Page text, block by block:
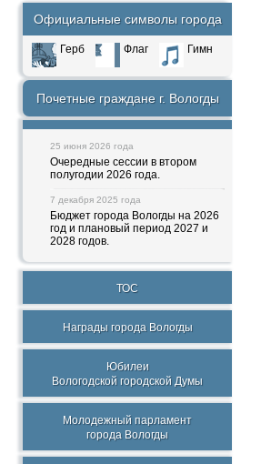
Официальные символы города
Герб Флаг Гимн
Почетные граждане г. Вологды
25 июня 2026 года
Очередные сессии в втором
полугодии 2026 года.
7 декабря 2025 года
Бюджет города Вологды на 2026
год и плановый период 2027 и
2028 годов.
ТОС
Награды города Вологды
Юбилеи
Вологодской городской Думы
Молодежный парламент
города Вологды